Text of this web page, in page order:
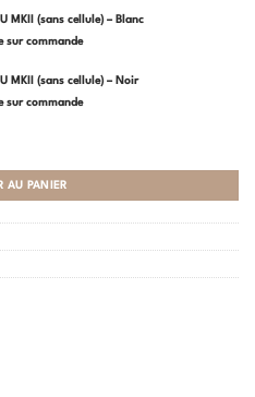
MKII (sans cellule) – Blanc
sur commande
MKII (sans cellule) – Noir
sur commande
AU PANIER